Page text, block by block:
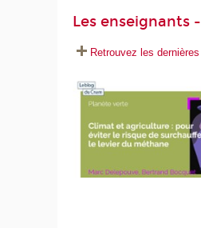
Les enseignants
Retrouvez les